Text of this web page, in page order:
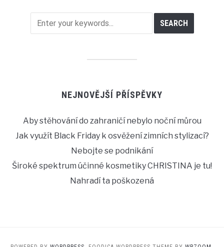
NEJNOVĚJŠÍ PŘÍSPĚVKY
Aby stěhování do zahraničí nebylo noční můrou
Jak využít Black Friday k osvěžení zimních stylizací?
Nebojte se podnikání
Široké spektrum účinné kosmetiky CHRISTINA je tu!
Nahradí ta poškozená